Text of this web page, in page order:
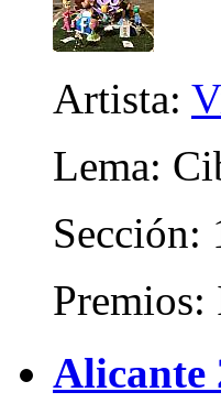
Artista:
Lema:
Sección:
Premios:
Alicante